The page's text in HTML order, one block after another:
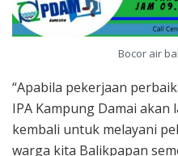
Bocor air
“Apabila pekerjaan
IPA Kampung Damai
kembali untuk melayani
warga kita Balikpapan